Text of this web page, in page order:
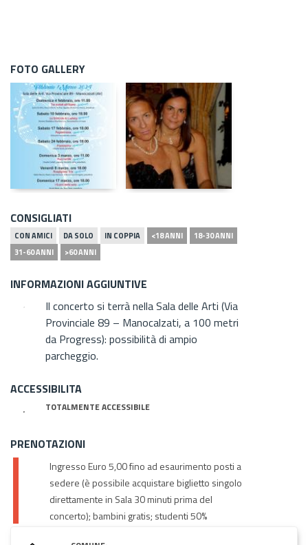
FOTO GALLERY
CONSIGLIATI
CON AMICI DA SOLO IN COPPIA <18 ANNI
18-30 ANNI
31-60 ANNI
>60 ANNI
INFORMAZIONI AGGIUNTIVE
Il concerto si terrà nella Sala delle Arti (Via
Provinciale 89 – Manocalzati, a 100 metri
da Progress): possibilità di ampio
parcheggio.
ACCESSIBILITA
TOTALMENTE ACCESSIBILE
PRENOTAZIONI
Ingresso Euro 5,00 fino ad esaurimento posti a
sedere (è possibile acquistare biglietto singolo
direttamente in Sala 30 minuti prima del
concerto); bambini gratis; studenti 50%